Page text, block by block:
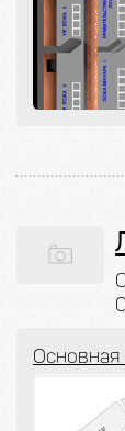
Основная